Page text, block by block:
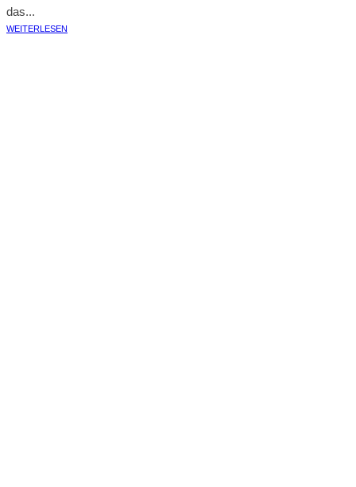
das...
WEITERLESEN